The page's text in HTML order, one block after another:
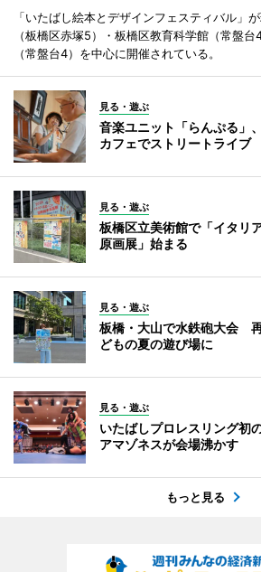
「いたばし絵本とデザインフェスティバル」
（板橋区赤塚5）・板橋区教育科学館（常盤
（常盤台4）を中心に開催されている。
見る・遊ぶ
音楽ユニット「らんぷる」
カフェでストリートライブ
見る・遊ぶ
板橋区立美術館で「イタリ
原画展」始まる
見る・遊ぶ
板橋・大山で水鉄砲大会
どもの夏の遊び場に
見る・遊ぶ
いたばしプロレスリング初
アマゾネスが会場沸かす
もっと見る